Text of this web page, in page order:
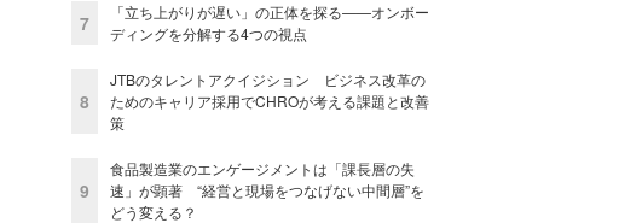
7
「立ち上がりが遅い」の正体を探る——オンボー
ディングを分解する4つの視点
8
JTBのタレントアクイジション ビジネス改革の
ためのキャリア採用でCHROが考える課題と改善
策
9
食品製造業のエンゲージメントは「課長層の失
速」が顕著 “経営と現場をつなげない中間層”を
どう変える？